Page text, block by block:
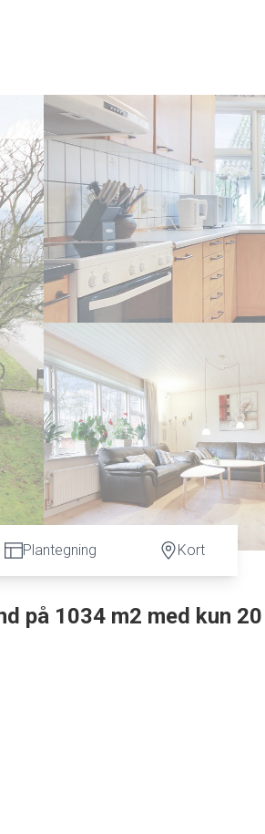
Plantegning Kort
på 1034 m2 med kun 20